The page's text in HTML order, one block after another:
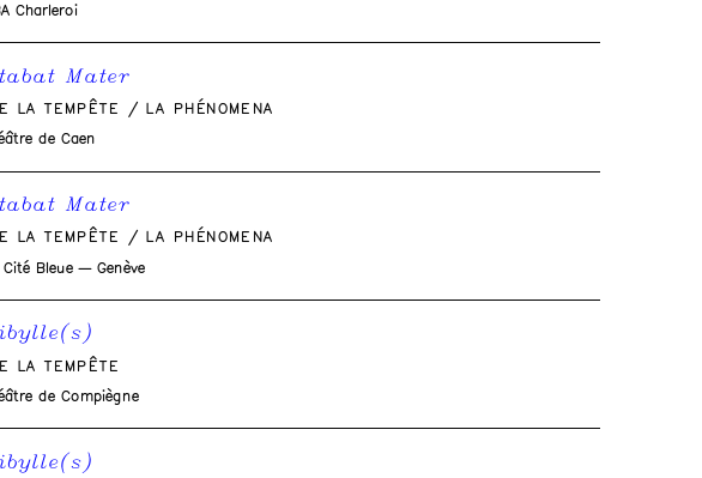
Charleroi
Mater
LA TEMPÊTE / LA PHÉNOMENA
de Caen
Mater
LA TEMPÊTE / LA PHÉNOMENA
Cité Bleue — Genève
LA TEMPÊTE
de Compiègne